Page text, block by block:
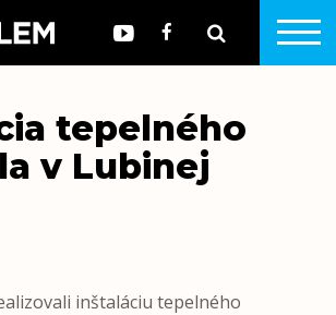
tepelného
v Lubinej
inštaláciu tepelného